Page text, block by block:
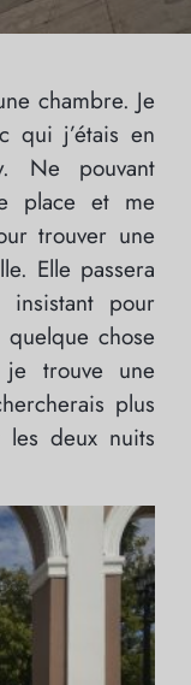
chambre. Je
qui j’étais en
Ne pouvant
place et me
trouver une
Elle passera
pour
chose
trouve une
plus
deux nuits